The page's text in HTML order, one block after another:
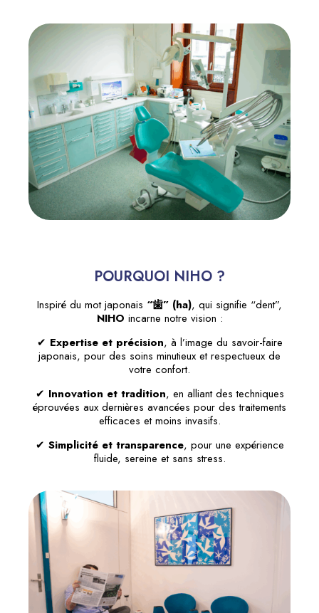
POURQUOI NIHO ?
Inspiré du mot japonais “歯” (ha), qui signifie “dent”,
NIHO incarne notre vision :
✔ Expertise et précision, à l’image du savoir-faire
japonais, pour des soins minutieux et respectueux de
votre confort.
✔ Innovation et tradition, en alliant des techniques
éprouvées aux dernières avancées pour des traitements
efficaces et moins invasifs.
✔ Simplicité et transparence, pour une expérience
fluide, sereine et sans stress.